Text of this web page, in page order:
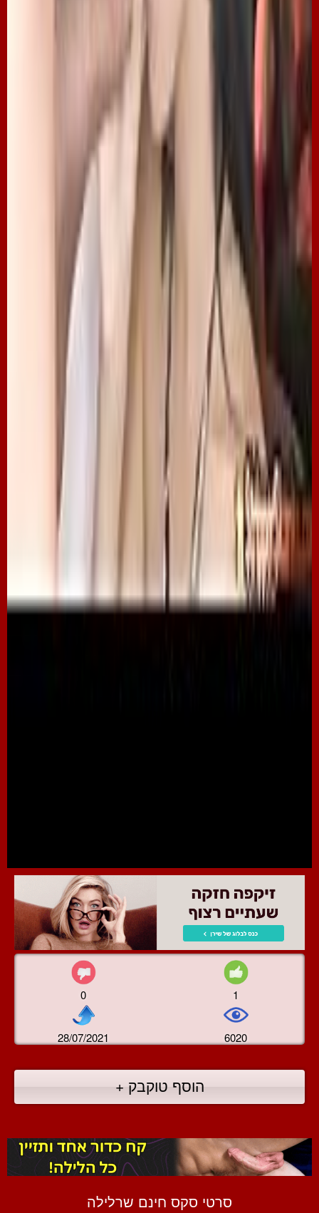
0 1
28/07/2021 6020
הוסף טוקבק +
סרטי סקס חינם שרלילה